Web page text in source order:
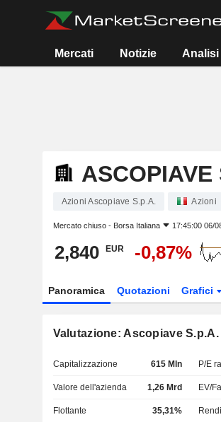
Mercati Notizie Analisi
ASCOPIAVE
Azioni Ascopiave S.p.A. Azioni
Mercato chiuso - Borsa Italiana 17:45:00 06/
2,840 EUR -0,87%
Panoramica Quotazioni Grafici
Valutazione: Ascopiave S.p.A.
Capitalizzazione 615 Mln P/E
Valore dell'azienda 1,26 Mrd EV/
Flottante 35,31%